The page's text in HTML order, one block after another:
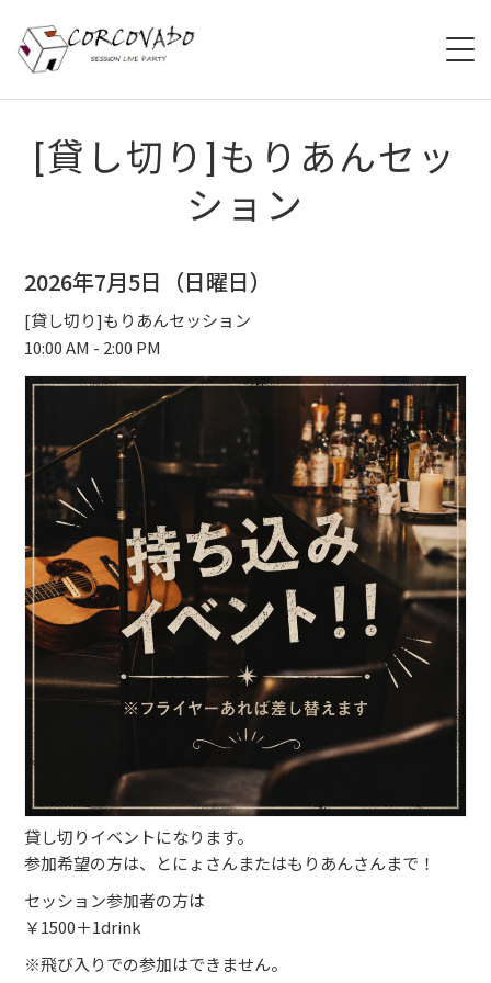
HOME
ABOUT
CONTACT
ブッキングライブ出演者募集！！
楽器機材等
初心者POPS
[貸し切り]もりあんセッ
ション
2026年7月5日（日曜日）
[貸し切り]もりあんセッション
10:00 AM - 2:00 PM
貸し切りイベントになります。
参加希望の方は、とにょさんまたはもりあんさんまで！
セッション参加者の方は
￥1500＋1drink
※飛び入りでの参加はできません。